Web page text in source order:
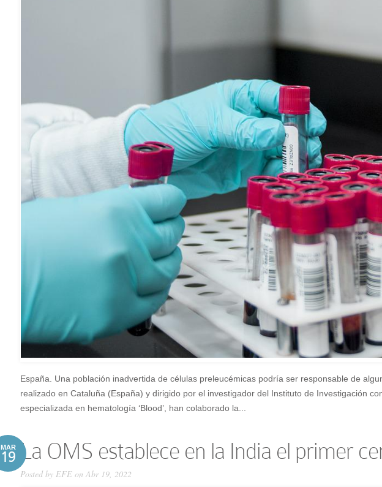
España. Una población inadvertida de células preleucémicas podría ser responsable de
realizado en Cataluña (España) y dirigido por el investigador del Instituto de Investigación
especializada en hematología ‘Blood’, han colaborado la...
MAR
19 La OMS establece en la India el primer
Posted by EFE on Abr 19, 2022